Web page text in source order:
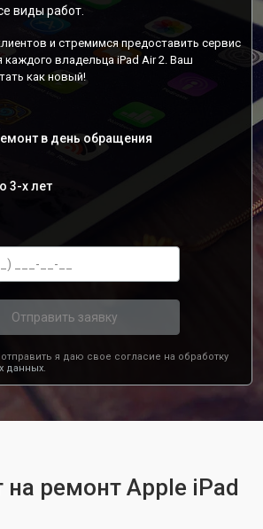
виды работ.
и стремимся предоставить сервис
владельца iPad Air 2. Ваш
как новый!
в день обращения
3-х лет
Отправить заявку
я даю свое согласие на обработку
данных.
на ремонт Apple iPad